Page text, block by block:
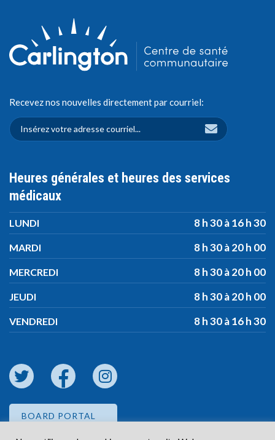
Recevez nos nouvelles directement par courriel:
Heures générales et heures des services
médicaux
LUNDI 8 h 30 à 16 h 30
MARDI 8 h 30 à 20 h 00
MERCREDI 8 h 30 à 20 h 00
JEUDI 8 h 30 à 20 h 00
VENDREDI 8 h 30 à 16 h 30
BOARD PORTAL